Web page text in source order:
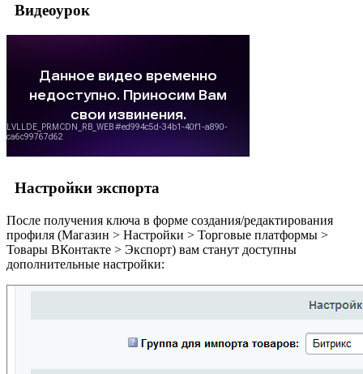
Видеоурок
Настройки экспорта
После получения ключа в форме создания/редактирования
профиля (Магазин > Настройки > Торговые платформы >
Товары ВКонтакте > Экспорт) вам станут доступны
дополнительные настройки: